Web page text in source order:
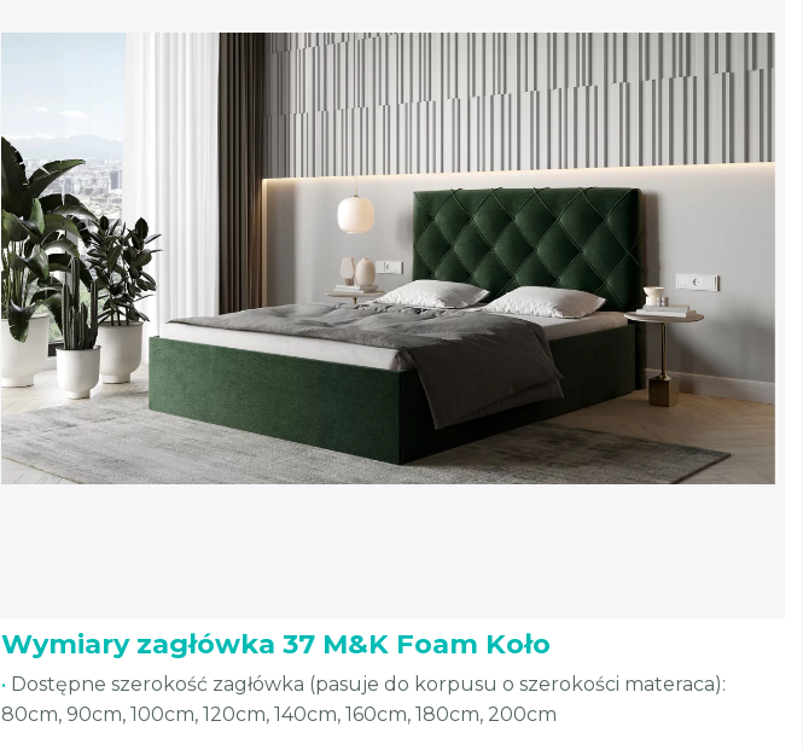
Wymiary zagłówka 37 M&K Foam Koło
• Dostępne szerokość zagłówka (pasuje do korpusu o szerokości materaca):
80cm, 90cm, 100cm, 120cm, 140cm, 160cm, 180cm, 200cm